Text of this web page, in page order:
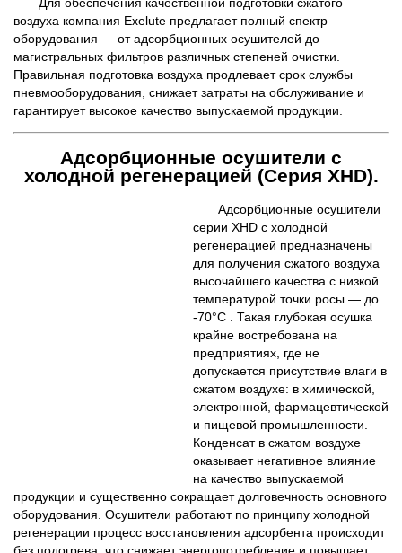
воздуха компания Exelute предлагает полный спектр
оборудования — от адсорбционных осушителей до
магистральных фильтров различных степеней очистки.
Правильная подготовка воздуха продлевает срок службы
пневмооборудования, снижает затраты на обслуживание и
гарантирует высокое качество выпускаемой продукции.
Адсорбционные осушители с
холодной регенерацией (Серия XHD).
Адсорбционные осушители
серии XHD с холодной
регенерацией предназначены
для получения сжатого воздуха
высочайшего качества с низкой
температурой точки росы — до
-70°C . Такая глубокая осушка
крайне востребована на
предприятиях, где не
допускается присутствие влаги в
сжатом воздухе: в химической,
электронной, фармацевтической
и пищевой промышленности.
Конденсат в сжатом воздухе
оказывает негативное влияние
на качество выпускаемой
продукции и существенно сокращает долговечность основного
оборудования. Осушители работают по принципу холодной
регенерации процесс восстановления адсорбента происходит